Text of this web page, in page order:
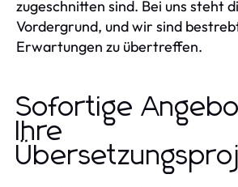
zugeschnitten sind. Bei uns steht
Vordergrund, und wir sind
Erwartungen zu übertreffen.
Sofortige
Ihre